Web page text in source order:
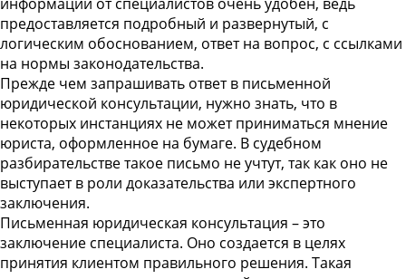
предоставляется подробный и развернутый, с
логическим обоснованием, ответ на вопрос, с ссылками
на нормы законодательства.
Прежде чем запрашивать ответ в письменной
юридической консультации, нужно знать, что в
некоторых инстанциях не может приниматься мнение
юриста, оформленное на бумаге. В судебном
разбирательстве такое письмо не учтут, так как оно не
выступает в роли доказательства или экспертного
заключения.
Письменная юридическая консультация – это
заключение специалиста. Оно создается в целях
принятия клиентом правильного решения. Такая